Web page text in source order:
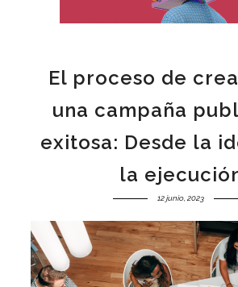
El proceso de
una campaña
exitosa: Desde la
la
12 junio, 2023